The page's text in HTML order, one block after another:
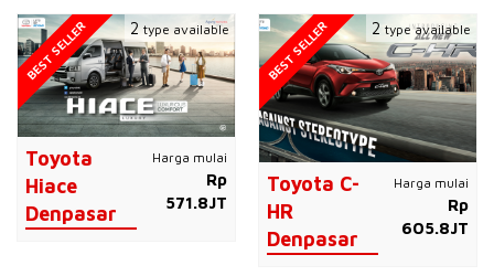
Toyota
Hiace
Denpasar
Harga mulai
Rp
571.8JT
BEST SELLER 2type available
Toyota C-
HR
Denpasar
Harga mulai
Rp
605.8JT
BEST SELLER 2 type available